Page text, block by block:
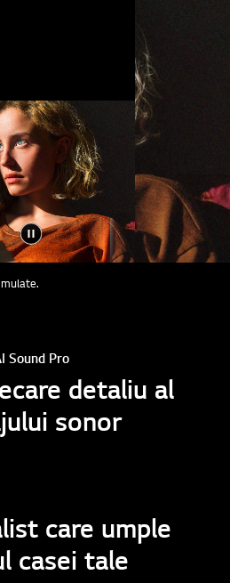
Sound Pro
detaliu al
sonor
care umple
casei tale